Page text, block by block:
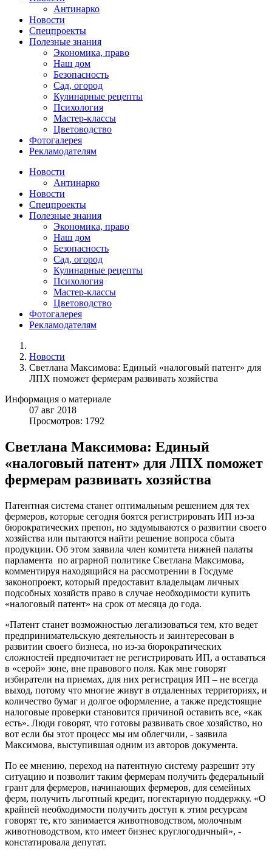
Антинарко
Новости
Спецпроекты
Полезные знания
Экономика, право
Наш дом
Безопасность
Сад, огород
Кулинарные рецепты
Психология
Мастер-классы
Цветоводство
Фотогалерея
Рекламодателям
Новости
Антинарко
Новости
Спецпроекты
Полезные знания
Экономика, право
Наш дом
Безопасность
Сад, огород
Кулинарные рецепты
Психология
Мастер-классы
Цветоводство
Фотогалерея
Рекламодателям
Новости
Светлана Максимова: Единый «налоговый патент» для
ЛПХ поможет фермерам развивать хозяйства
Информация о материале
07 авг 2018
Просмотров: 1792
Светлана Максимова: Единый
«налоговый патент» для ЛПХ поможет
фермерам развивать хозяйства
Патентная система станет оптимальным решением для тех
фермеров, которые сегодня боятся регистрировать ИП из-за
бюрократических препон, но задумываются о развитии своего
хозяйства или пытаются найти решение вопроса сбыта
продукции. Об этом заявила член комитета нижней палаты
парламента по аграрной политике Светлана Максимова,
комментируя находящийся на рассмотрении в Госдуме
законопроект, который предоставит владельцам личных
подсобных хозяйств право в случае необходимости купить
«налоговый патент» на срок от месяца до года.
«Патент станет возможностью легализоваться тем, кто ведет
предпринимательскую деятельность и заинтересован в
развитии своего бизнеса, но из-за бюрократических
сложностей предпочитает не регистрировать ИП, а оставаться
в «серой» зоне, вне правового поля. Как мне говорят
избиратели на приемах, для них регистрация ИП – не всегда
выход, потому что многие живут в отдаленных территориях, и
количество бумаг и долгое оформление, а также предстоящие
налоговые проверки становится причиной оставить все, «как
есть». Люди говорят, что готовы развивать свое хозяйство, но
вот если бы этот процесс мы им облегчили, - заявила
Максимова, выступившая одним из авторов документа.
По ее мнению, переход на патентную систему разрешит эту
ситуацию и позволит таким фермерам получить федеральный
грант для фермеров, начинающих фермеров, для семейных
ферм, получить льготный кредит, погектарную поддержку. «О
крайней необходимости получить доступ к этим ресурсам
говорят те, кто занимается животноводством, молочным
животноводством, кто имеет бизнес круглогодичный», -
констатировала депутат.